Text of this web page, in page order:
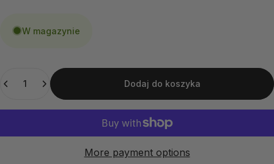
W magazynie
Dodaj do koszyka
More payment options